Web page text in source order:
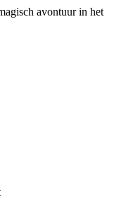
avontuur in het